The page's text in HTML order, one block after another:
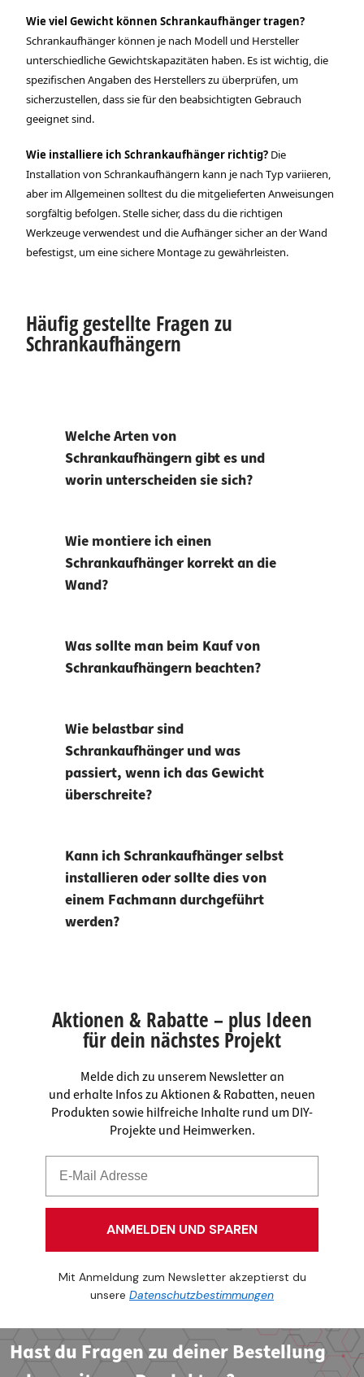
Wie viel Gewicht können Schrankaufhänger tragen?
Schrankaufhänger können je nach Modell und Hersteller
unterschiedliche Gewichtskapazitäten haben. Es ist wichtig, die
spezifischen Angaben des Herstellers zu überprüfen, um
sicherzustellen, dass sie für den beabsichtigten Gebrauch
geeignet sind.
Wie installiere ich Schrankaufhänger richtig? Die
Installation von Schrankaufhängern kann je nach Typ variieren,
aber im Allgemeinen solltest du die mitgelieferten Anweisungen
sorgfältig befolgen. Stelle sicher, dass du die richtigen
Werkzeuge verwendest und die Aufhänger sicher an der Wand
befestigst, um eine sichere Montage zu gewährleisten.
Häufig gestellte Fragen zu
Schrankaufhängern
Welche Arten von
Schrankaufhängern gibt es und
worin unterscheiden sie sich?
Wie montiere ich einen
Schrankaufhänger korrekt an die
Wand?
Was sollte man beim Kauf von
Schrankaufhängern beachten?
Wie belastbar sind
Schrankaufhänger und was
passiert, wenn ich das Gewicht
überschreite?
Kann ich Schrankaufhänger selbst
installieren oder sollte dies von
einem Fachmann durchgeführt
werden?
Aktionen & Rabatte – plus Ideen
für dein nächstes Projekt
Melde dich zu unserem Newsletter an
und erhalte Infos zu Aktionen & Rabatten, neuen
Produkten sowie hilfreiche Inhalte rund um DIY-
Projekte und Heimwerken.
ANMELDEN UND SPAREN
Mit Anmeldung zum Newsletter akzeptierst du
unsere Datenschutzbestimmungen
Hast du Fragen zu deiner Bestellung